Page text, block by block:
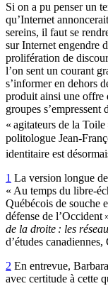
Si on a pu penser un
qu’Internet
sereins, il faut se
sur Internet engendre
prolifération de
l’on sent un courant
s’informer en dehors
produit ainsi une offre
groupes s’empressent
« agitateurs de la
politologue Jean-
identitaire est
1 La version longue
« Au temps du libre-
Québécois de souche
défense de l’Occident
de la droite : les
d’études
2 En entrevue,
avec certitude à cette